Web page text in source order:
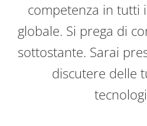
competenza in tutti
globale. Si prega di
sottostante. Sarai
discutere delle